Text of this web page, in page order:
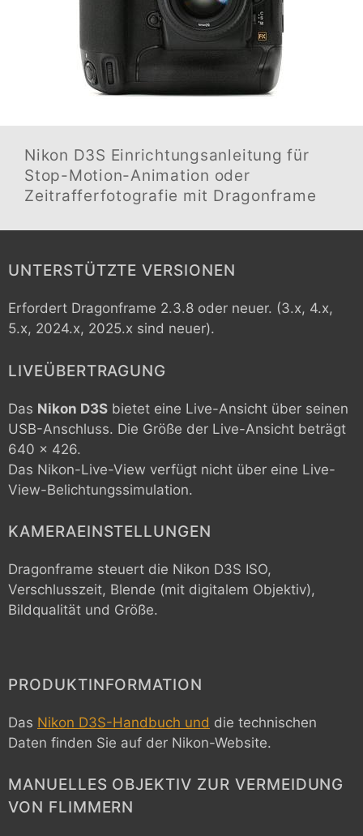
Nikon D3S Einrichtungsanleitung für
Stop-Motion-Animation oder
Zeitrafferfotografie mit Dragonframe
UNTERSTÜTZTE VERSIONEN
Erfordert Dragonframe 2.3.8 oder neuer. (3.x, 4.x,
5.x, 2024.x, 2025.x sind neuer).
LIVEÜBERTRAGUNG
Das Nikon D3S bietet eine Live-Ansicht über seinen
USB-Anschluss. Die Größe der Live-Ansicht beträgt
640 x 426.
Das Nikon-Live-View verfügt nicht über eine Live-
View-Belichtungssimulation.
KAMERAEINSTELLUNGEN
Dragonframe steuert die Nikon D3S ISO,
Verschlusszeit, Blende (mit digitalem Objektiv),
Bildqualität und Größe.
PRODUKTINFORMATION
Das Nikon D3S-Handbuch und die technischen
Daten finden Sie auf der Nikon-Website.
MANUELLES OBJEKTIV ZUR VERMEIDUNG
VON FLIMMERN